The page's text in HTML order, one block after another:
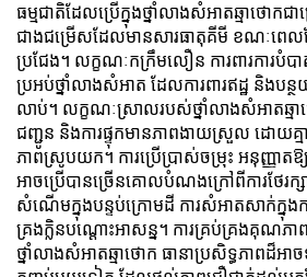
ធម្មជាតិដែលប្រើក្នុងថ្នាំលាងសំអាតឆ្មាថោកជ
ជាងជម្រើសដែលមានសារធាតុគីមី ខណៈពេលដ
ប្រជែង។ លក្ខណៈកក្រឹមលឿន ការពារការបំប
ប្រអប់ថ្នាំលាងសំអាត ដែលការពារឥដ្ឋ និងបន្
លាប់។ លក្ខណៈស្រាលរបស់ថ្នាំលាងសំអាតឆ្មាថ
ជញ្ជូន និងការផ្ទុកមានភាពងាយស្រួល ដោយគ្
ភាពស្រូបយក។ ការប្រើប្រាស់ចម្រុះ អនុញ្ញាតឱ្
អាចប្រើបានច្រើនគោលបំណងក្រៅពីការថែរក្ស
សំណើមក្នុងបន្ទប់ក្រោមដី ការសំអាតសាក់ក្នុ
គ្រងក្លិនបណ្ដោះអាសន្ន។ ការគ្រប់គ្រងគុណភា
ថ្នាំលាងសំអាតឆ្មាថោក ធានាប្រសិទ្ធភាពដ៏អ